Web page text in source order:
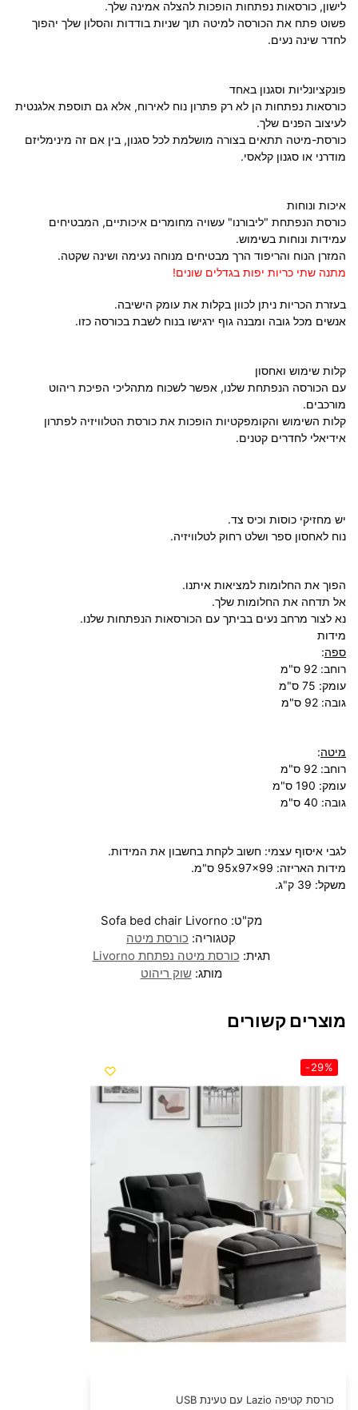
לישון, כורסאות נפתחות הופכות להצלה אמינה שלך.
פשוט פתח את הכורסה למיטה תוך שניות בודדות והסלון שלך יהפוך
לחדר שינה נעים.
פונקציונליות וסגנון באחד
כורסאות נפתחות הן לא רק פתרון נוח לאירוח, אלא גם תוספת אלגנטית
לעיצוב הפנים שלך.
כורסת-מיטה תתאים בצורה מושלמת לכל סגנון, בין אם זה מינימליזם
מודרני או סגנון קלאסי.
איכות ונוחות
כורסת הנפתחת "ליבורנו" עשויה מחומרים איכותיים, המבטיחים
עמידות ונוחות בשימוש.
המזרן הנוח והריפוד הרך מבטיחים מנוחה נעימה ושינה שקטה.
מתנה שתי כריות יפות בגדלים שונים!
בעזרת הכריות ניתן לכוון בקלות את עומק הישיבה.
אנשים מכל גובה ומבנה גוף ירגישו בנוח לשבת בכורסה כזו.
קלות שימוש ואחסון
עם הכורסה הנפתחת שלנו, אפשר לשכוח מתהליכי הפיכת ריהוט
מורכבים.
קלות השימוש והקומפקטיות הופכות את כורסת הטלוויזיה לפתרון
אידיאלי לחדרים קטנים.
יש מחזיקי כוסות וכיס צד.
נוח לאחסון ספר ושלט רחוק לטלוויזיה.
הפוך את החלומות למציאות איתנו.
אל תדחה את החלומות שלך.
נא לצור מרחב נעים בביתך עם הכורסאות הנפתחות שלנו.
מידות
ספה:
רוחב: 92 ס"מ
עומק: 75 ס"מ
גובה: 92 ס"מ
מיטה:
רוחב: 92 ס"מ
עומק: 190 ס"מ
גובה: 40 ס"מ
לגבי איסוף עצמי: חשוב לקחת בחשבון את המידות.
מידות האריזה: 95x97x99 ס"מ.
משקל: 39 ק"ג.
מק"ט:Sofa bed chair Livorno
קטגוריה: כורסת מיטה
תגית: כורסת מיטה נפתחת Livorno
מותג:שוק ריהוט
מוצרים קשורים
-29%
כורסת קטיפה Lazio עם טעינת USB